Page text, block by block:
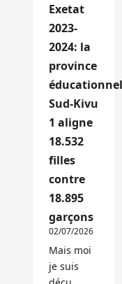
Exetat
2023-
2024: la
province
Sud-Kivu
1 aligne
18.532
filles
contre
18.895
garçons
02/07/2026
Mais moi
je suis